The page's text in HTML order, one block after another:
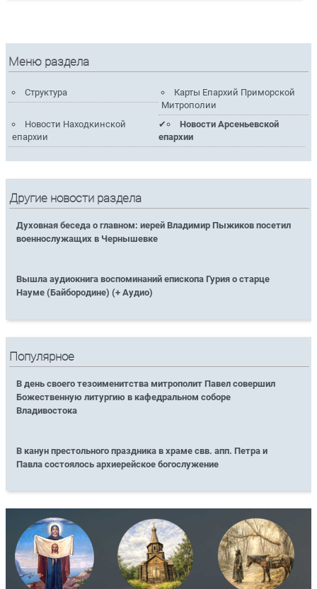
Меню раздела
Структура
Карты Епархий Приморской
Митрополии
Новости Находкинской
епархии
Новости Арсеньевской
епархии
Другие новости раздела
Духовная беседа о главном: иерей Владимир Пыжиков посетил
военнослужащих в Чернышевке
Вышла аудиокнига воспоминаний епископа Гурия о старце
Науме (Байбородине) (+ Аудио)
Популярное
В день своего тезоименитства митрополит Павел совершил
Божественную литургию в кафедральном соборе
Владивостока
В канун престольного праздника в храме свв. апп. Петра и
Павла состоялось архиерейское богослужение